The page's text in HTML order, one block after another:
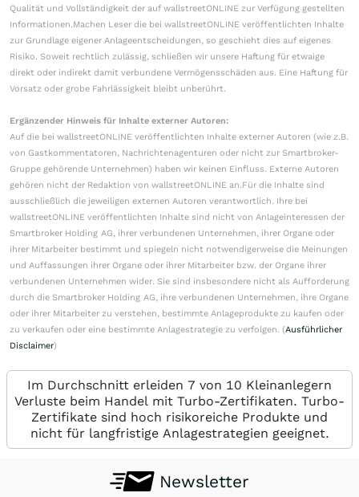
Qualität und Vollständigkeit der auf wallstreetONLINE zur Verfügung gestellten
Informationen.Machen Leser die bei wallstreetONLINE veröffentlichten Inhalte
zur Grundlage eigener Anlageentscheidungen, so geschieht dies auf eigenes
Risiko. Soweit rechtlich zulässig, schließen wir unsere Haftung für etwaige
direkt oder indirekt damit verbundene Vermögensschäden aus. Eine Haftung für
Vorsatz oder grobe Fahrlässigkeit bleibt unberührt.
Ergänzender Hinweis für Inhalte externer Autoren:
Auf die bei wallstreetONLINE veröffentlichten Inhalte externer Autoren (wie z.B.
von Gastkommentatoren, Nachrichtenagenturen oder nicht zur Smartbroker-
Gruppe gehörende Unternehmen) haben wir keinen Einfluss. Externe Autoren
gehören nicht der Redaktion von wallstreetONLINE an.Für die Inhalte sind
ausschließlich die jeweiligen externen Autoren verantwortlich. Ihre bei
wallstreetONLINE veröffentlichten Inhalte sind nicht von Anlageinteressen der
Smartbroker Holding AG, ihrer verbundenen Unternehmen, ihrer Organe oder
ihrer Mitarbeiter bestimmt und spiegeln nicht notwendigerweise die Meinungen
und Auffassungen ihrer Organe oder ihrer Mitarbeiter bzw. der Organe ihrer
verbundenen Unternehmen wider. Sie sind insbesondere nicht als Aufforderung
durch die Smartbroker Holding AG, ihre verbundenen Unternehmen, ihre Organe
oder ihrer Mitarbeiter zu verstehen, bestimmte Anlageprodukte zu kaufen oder
zu verkaufen oder eine bestimmte Anlagestrategie zu verfolgen. (Ausführlicher
Disclaimer)
Im Durchschnitt erleiden 7 von 10 Kleinanlegern
Verluste beim Handel mit Turbo-Zertifikaten. Turbo-
Zertifikate sind hoch risikoreiche Produkte und
nicht für langfristige Anlagestrategien geeignet.
Newsletter